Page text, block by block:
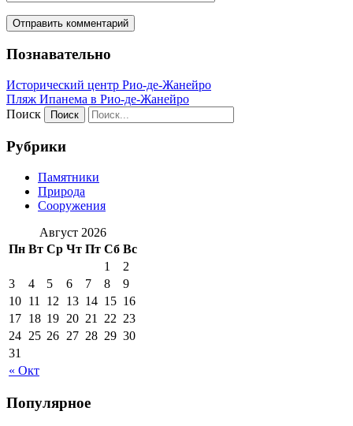
Познавательно
Исторический центр Рио-де-Жанейро
Пляж Ипанема в Рио-де-Жанейро
Поиск
Рубрики
Памятники
Природа
Сооружения
Август 2026
Пн Вт Ср Чт Пт Сб Вс
« Окт
1
2
3
4 5 6 7 8
9
10 11 12 13 14 15 16
17 18 19 20 21 22 23
24 25 26 27 28 29 30
31
Популярное